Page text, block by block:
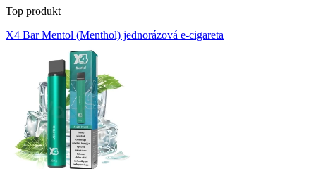
Top produkt
X4 Bar Mentol (Menthol) jednorázová e-cigareta